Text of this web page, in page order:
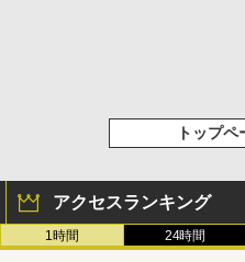
トップペ
アクセスランキング
1時間 24時間